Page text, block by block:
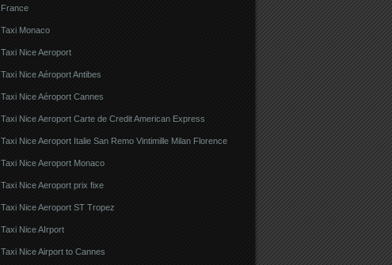
France
Taxi Monaco
Taxi Nice Aeroport
Taxi Nice Aéroport Antibes
Taxi Nice Aéroport Cannes
Taxi Nice Aeroport Carte de Credit American Express
Taxi Nice Aeroport Italie San Remo Vintimille Milan Florence
Taxi Nice Aeroport Monaco
Taxi Nice Aeroport prix fixe
Taxi Nice Aeroport ST Tropez
Taxi Nice AIrport
Taxi Nice Airport to Cannes